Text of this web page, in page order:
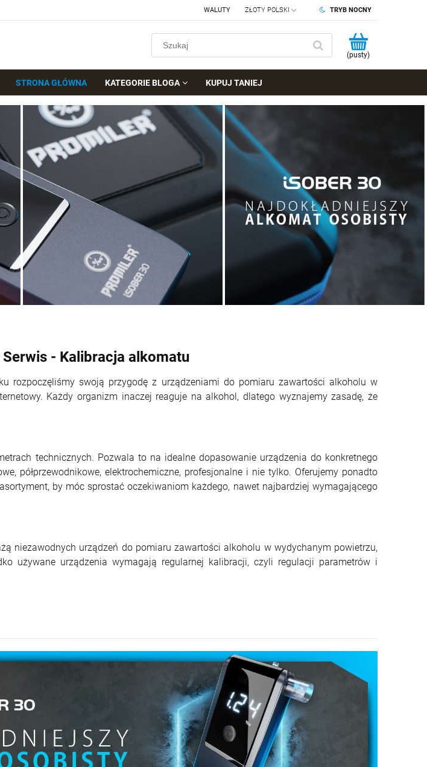
TRYB NOCNY
WALUTY
(pusty)
STRONA GŁÓWNA KATEGORIE BLOGA KUPUJ TANIEJ
Alkomaty dowodowe
ZOBACZ
- Kalibracja alkomatu
rozpoczęliśmy swoją przygodę z urządzeniami do pomiaru zawartości alkoholu w
Każdy organizm inaczej reaguje na alkohol, dlatego wyznajemy zasadę, że
technicznych. Pozwala to na idealne dopasowanie urządzenia do konkretnego
półprzewodnikowe, elektrochemiczne, profesjonalne i nie tylko. Oferujemy ponadto
by móc sprostać oczekiwaniom każdego, nawet najbardziej wymagającego
niezawodnych urządzeń do pomiaru zawartości alkoholu w wydychanym powietrzu,
używane urządzenia wymagają regularnej kalibracji, czyli regulacji parametrów i